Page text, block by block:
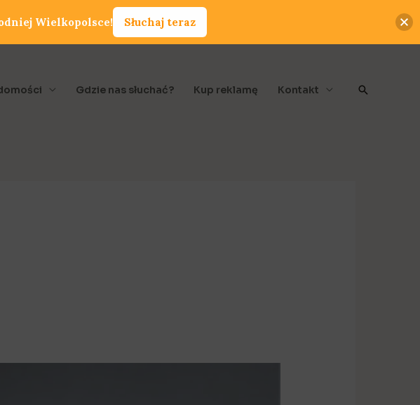
Gdzie nas słuchać? Kup reklamę Kontakt Szukaj
Wielkopolsce! Słuchaj teraz